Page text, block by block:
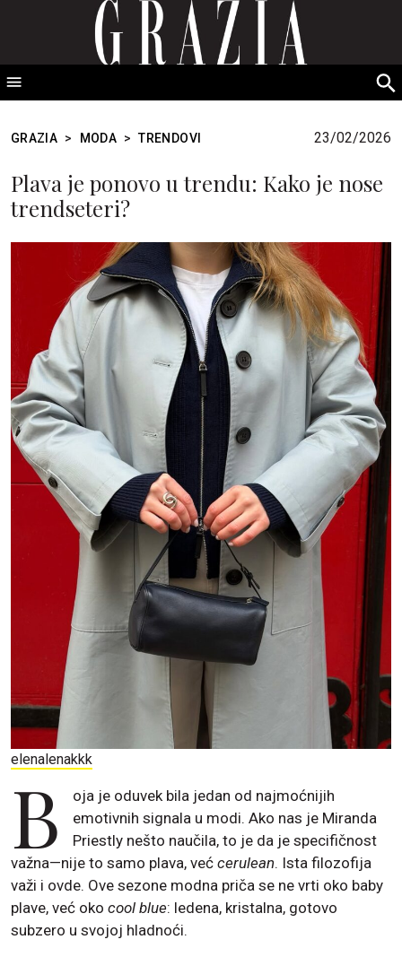
GRAZIA Srbija
GRAZIA > MODA > TRENDOVI 23/02/2026
Plava je ponovo u trendu: Kako je nose
trendseteri?
elenalenakkk
B
oja je oduvek bila jedan od najmoćnijih
emotivnih signala u modi. Ako nas je Miranda
Priestly nešto naučila, to je da je specifičnost
važna—nije to samo plava, već cerulean. Ista filozofija
važi i ovde. Ove sezone modna priča se ne vrti oko baby
plave, već oko cool blue: ledena, kristalna, gotovo
subzero u svojoj hladnoći.